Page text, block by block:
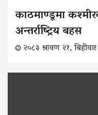
काठमाण्डूमा
अन्तर्राष्ट्रिय बहस
२०८३ श्रावण २१, बिहीवार